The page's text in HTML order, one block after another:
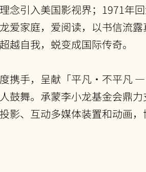
念引入美国影视界；1971年
爱家庭，爱阅读，以书信流
越自我，蜕变成国际传奇。
携手，呈献「平凡•不平凡 —
鼓舞。承蒙李小龙基金会鼎
影、互动多媒体装置和动画